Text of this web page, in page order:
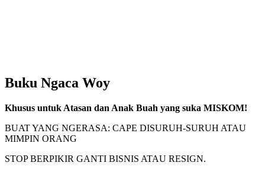
Buku Ngaca Woy
Khusus untuk Atasan dan Anak Buah yang suka MISKOM!
BUAT YANG NGERASA: CAPE DISURUH-SURUH ATAU
MIMPIN ORANG
STOP BERPIKIR GANTI BISNIS ATAU RESIGN.